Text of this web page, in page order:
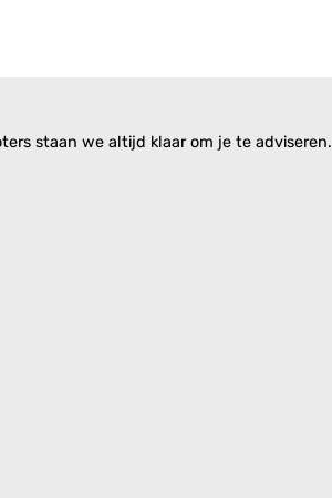
staan we altijd klaar om je te adviseren.